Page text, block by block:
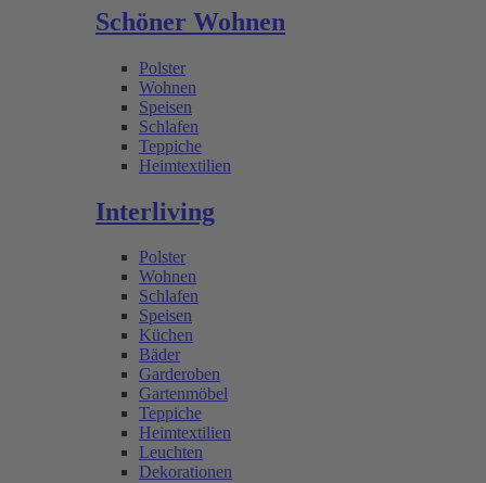
Schöner Wohnen
Polster
Wohnen
Speisen
Schlafen
Teppiche
Heimtextilien
Interliving
Polster
Wohnen
Schlafen
Speisen
Küchen
Bäder
Garderoben
Gartenmöbel
Teppiche
Heimtextilien
Leuchten
Dekorationen